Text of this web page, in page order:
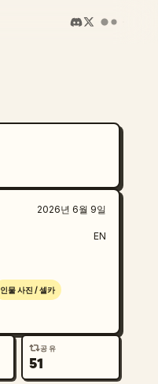
2026년 6월 9일
EN
인물 사진 / 셀카
공유
51